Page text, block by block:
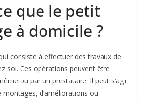
que le petit
à domicile ?
consiste à effectuer des travaux de
soi. Ces opérations peuvent être
ou par un prestataire. Il peut s’agir
montages, d’améliorations ou